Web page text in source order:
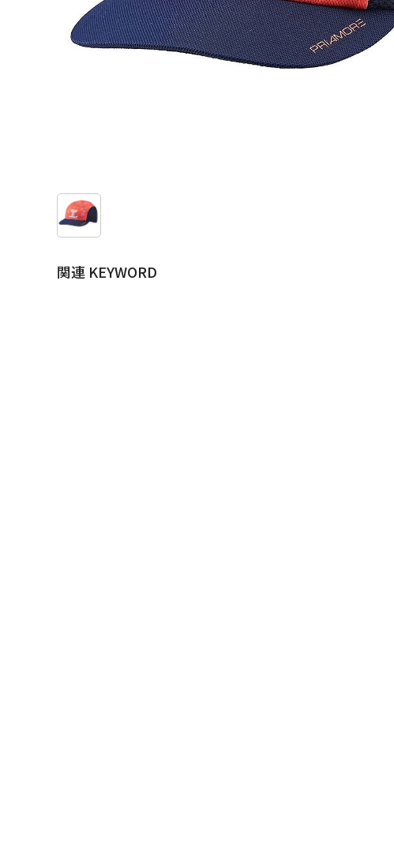
関連 KEYWORD